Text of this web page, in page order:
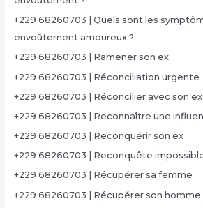
+229 68260703 | Quels sont les
envoûtement amoureux ?
+229 68260703 | Ramener son ex
+229 68260703 | Réconciliation urgente
+229 68260703 | Réconcilier avec son ex
+229 68260703 | Reconnaître une
+229 68260703 | Reconquérir son ex
+229 68260703 | Reconquête
+229 68260703 | Récupérer sa femme
+229 68260703 | Récupérer son homme